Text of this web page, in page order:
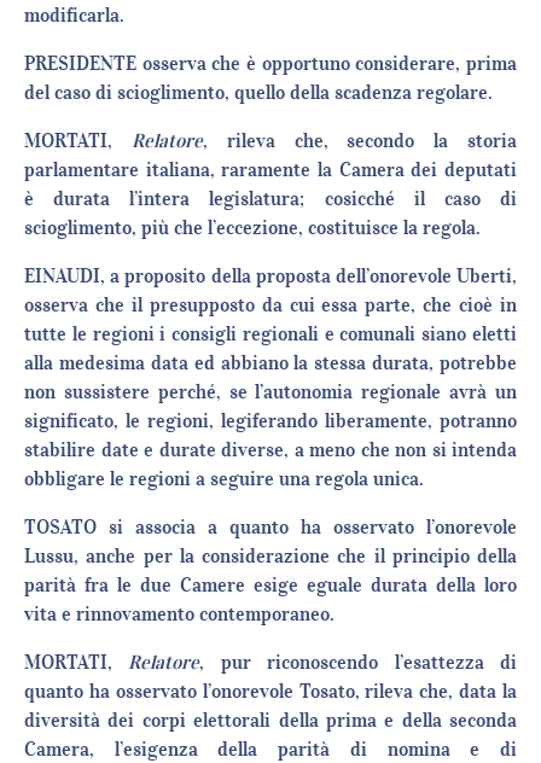
modificarla.
PRESIDENTE osserva che è opportuno considerare, prima
del caso di scioglimento, quello della scadenza regolare.
MORTATI, Relatore, rileva che, secondo la storia
parlamentare italiana, raramente la Camera dei deputati
è durata l’intera legislatura; cosicché il caso di
scioglimento, più che l’eccezione, costituisce la regola.
EINAUDI, a proposito della proposta dell’onorevole Uberti,
osserva che il presupposto da cui essa parte, che cioè in
tutte le regioni i consigli regionali e comunali siano eletti
alla medesima data ed abbiano la stessa durata, potrebbe
non sussistere perché, se l’autonomia regionale avrà un
significato, le regioni, legiferando liberamente, potranno
stabilire date e durate diverse, a meno che non si intenda
obbligare le regioni a seguire una regola unica.
TOSATO si associa a quanto ha osservato l’onorevole
Lussu, anche per la considerazione che il principio della
parità fra le due Camere esige eguale durata della loro
vita e rinnovamento contemporaneo.
MORTATI,Relatore, pur riconoscendo l’esattezza di
quanto ha osservato l’onorevole Tosato, rileva che, data la
diversità dei corpi elettorali della prima e della seconda
Camera, l’esigenza della parità di nomina e di